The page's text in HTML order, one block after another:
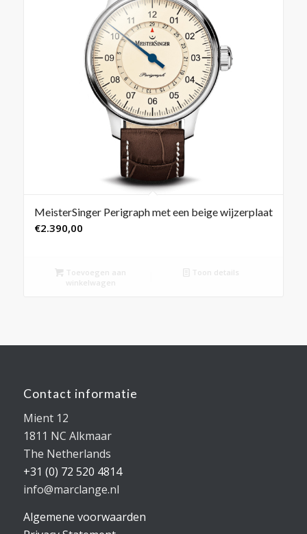
MeisterSinger Perigraph met een beige wijzerplaat
€2.390,00
Toevoegen aan
winkelwagen
Toon details
Contact informatie
Mient 12
1811 NC Alkmaar
The Netherlands
+31 (0) 72 520 4814
info@marclange.nl
Algemene voorwaarden